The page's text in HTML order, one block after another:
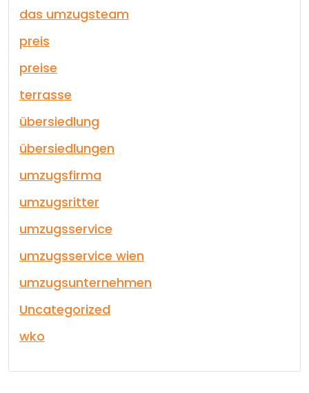
das umzugsteam
preis
preise
terrasse
übersiedlung
übersiedlungen
umzugsfirma
umzugsritter
umzugsservice
umzugsservice wien
umzugsunternehmen
Uncategorized
wko